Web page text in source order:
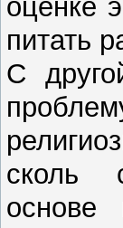
оценке
питать
С
сколь
основе